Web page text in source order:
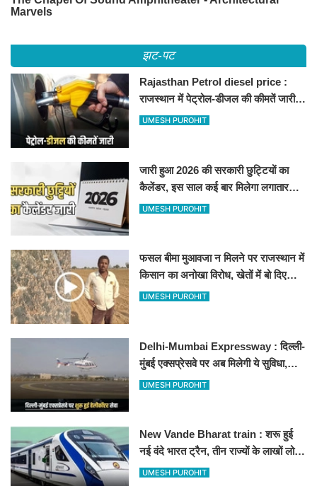
झट-पट
Rajasthan Petrol diesel price :
राजस्थान में पेट्रोल-डीजल की कीमतें जारी,
जानिए बीकानेर समेत पुरे प्रदेश में नए रेट
UMESH PUROHIT
जारी हुआ 2026 की सरकारी छुट्टियों का
कैलेंडर, इस साल कई बार मिलेगा लगातार
अवकाश, देखें
UMESH PUROHIT
फसल बीमा मुआवजा न मिलने पर राजस्थान में
किसान का अनोखा विरोध, खेतों में बो दिए
500-500 रुपए के नोट, वीडियो वायरल
UMESH PUROHIT
Delhi-Mumbai Expressway : दिल्ली-
मुंबई एक्सप्रेसवे पर अब मिलेगी ये सुविधा,
हेलीकॉप्टर सर्विस से तुरंत घायल पहुंचेगा
UMESH PUROHIT
New Vande Bharat train : शरू हुई
नई वंदे भारत ट्रैन, तीन राज्यों के लाखों लोगों
का सफर होगा आसान, देखें पूरा रूटमैप
UMESH PUROHIT